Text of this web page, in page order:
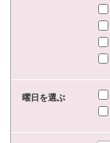
曜日を選ぶ